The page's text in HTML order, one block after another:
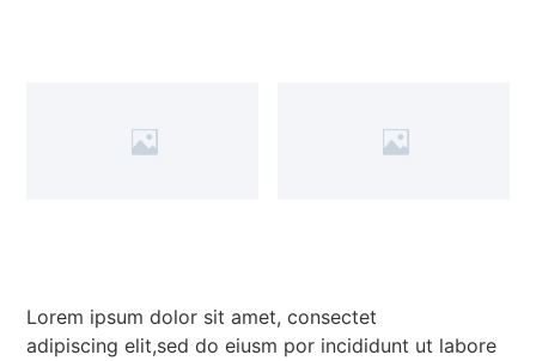
Lorem ipsum dolor sit amet, consectet
adipiscing elit,sed do eiusm por incididunt ut labore